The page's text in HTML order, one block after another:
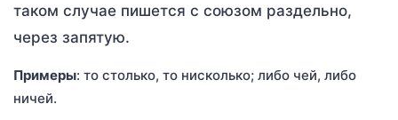
таком случае пишется с союзом раздельно,
через запятую.
Примеры: то столько, то нисколько; либо чей, либо
ничей.